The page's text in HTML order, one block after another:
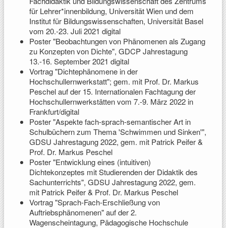
für Lehrer*innenbildung, Universität Wien und dem
Institut für Bildungswissenschaften, Universität Basel
vom 20.-23. Juli 2021 digital
Poster "Beobachtungen von Phänomenen als Zugang
zu Konzepten von Dichte", GDCP Jahrestagung
13.-16. September 2021 digital
Vortrag "Dichtephänomene in der
Hochschullernwerkstatt"; gem. mit Prof. Dr. Markus
Peschel auf der 15. Internationalen Fachtagung der
Hochschullernwerkstätten vom 7.-9. März 2022 in
Frankfurt/digital
Poster "Aspekte fach-sprach-semantischer Art in
Schulbüchern zum Thema 'Schwimmen und Sinken'",
GDSU Jahrestagung 2022, gem. mit Patrick Peifer &
Prof. Dr. Markus Peschel
Poster "Entwicklung eines (intuitiven)
Dichtekonzeptes mit Studierenden der Didaktik des
Sachunterrichts", GDSU Jahrestagung 2022, gem.
mit Patrick Peifer & Prof. Dr. Markus Peschel
Vortrag "Sprach-Fach-Erschließung von
Auftriebsphänomenen" auf der 2.
Wagenscheintagung, Pädagogische Hochschule